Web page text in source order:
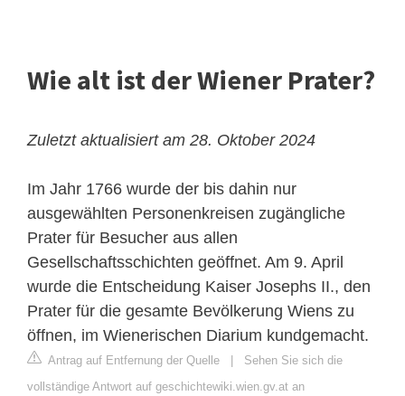
Wie alt ist der Wiener Prater?
Zuletzt aktualisiert am 28. Oktober 2024
Im Jahr 1766 wurde der bis dahin nur
ausgewählten Personenkreisen zugängliche
Prater für Besucher aus allen
Gesellschaftsschichten geöffnet. Am 9. April
wurde die Entscheidung Kaiser Josephs II., den
Prater für die gesamte Bevölkerung Wiens zu
öffnen, im Wienerischen Diarium kundgemacht.
Antrag auf Entfernung der Quelle
Sehen Sie sich die
vollständige Antwort auf geschichtewiki.wien.gv.at an